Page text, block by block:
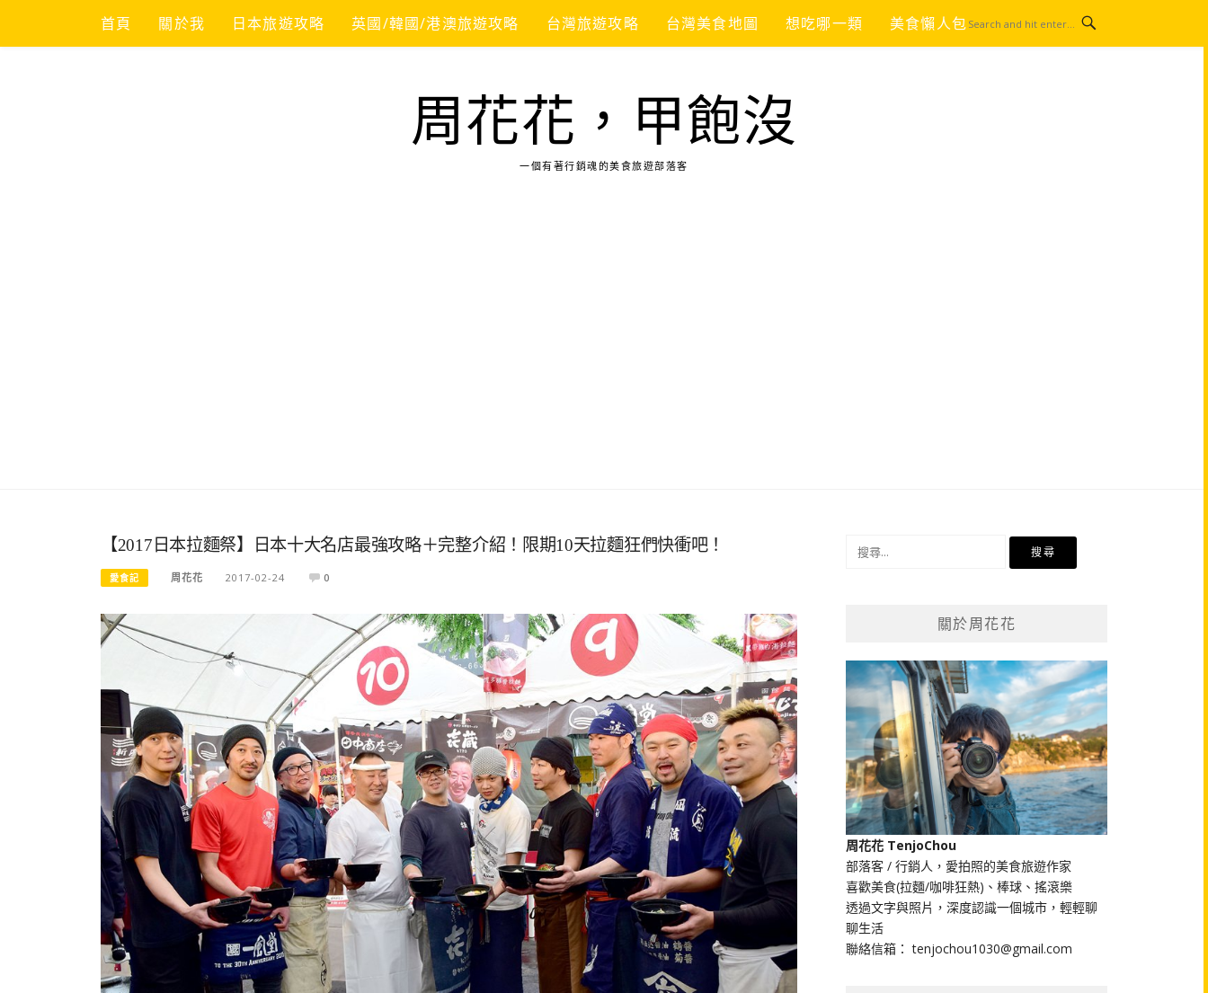
content
首頁 關於我 日本旅遊攻略 英國/韓國/港澳旅遊攻略 台灣旅遊攻略 台灣美食地圖 想吃哪一類 美食懶人包
周花花，甲飽沒
一個有著行銷魂的美食旅遊部落客
【2017日本拉麵祭】日本十大名店最強攻略＋完整介紹！限期10天拉麵狂們快衝吧！
愛食記 周花花 2017-02-24 0
關於周花花
周花花 TenjoChou
部落客 / 行銷人，愛拍照的美食旅遊作家
喜歡美食(拉麵/咖啡狂熱)、棒球、搖滾樂
透過文字與照片，深度認識一個城市，輕輕聊
聊生活
聯絡信箱： tenjochou1030@gmail.com